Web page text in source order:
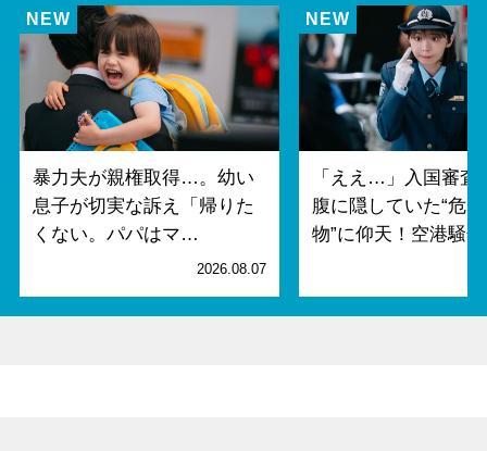
暴力夫が親権取得…。幼い
息子が切実な訴え「帰りた
くない。パパはマ…
2026.08.07
「ええ…」入国審査
腹に隠していた“危
物”に仰天！空港騒